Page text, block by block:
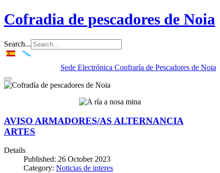
Cofradia de pescadores de Noia
Search...
Sede Electrónica Confraría de Pescadores de Noia
AVISO ARMADORES/AS ALTERNANCIA
ARTES
Details
Published: 26 October 2023
Category: Noticias de interes